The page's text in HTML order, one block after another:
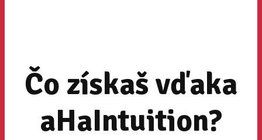
Čo získaš vďaka
aHaIntuition?